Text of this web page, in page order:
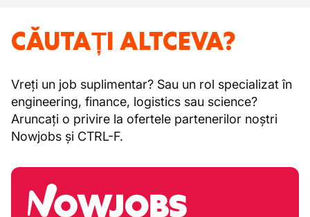
CĂUTAȚI ALTCEVA?
Vreți un job suplimentar? Sau un rol specializat în
engineering, finance, logistics sau science?
Aruncați o privire la ofertele partenerilor noștri
Nowjobs și CTRL-F.